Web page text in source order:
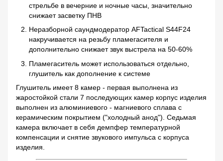
стрельбе в вечерние и ночные часы, значительно
снижает засветку ПНВ
Неразборной саундмодератор AFTactical S44F24
накручивается на резьбу пламегасителя и
дополнительно снижает звук выстрела на 50-60%
Пламегаситель может использоваться отдельно,
глушитель как дополнение к системе
Глушитель имеет 8 камер - первая выполнена из
жаростойкой стали 7 последующих камер корпус изделия
выполнен из алюминиевого - магниевого сплава с
керамическим покрытием ("холодный анод"). Седьмая
камера включает в себя демпфер температурной
компенсации и снятие звукового импульса с корпуса
изделия.